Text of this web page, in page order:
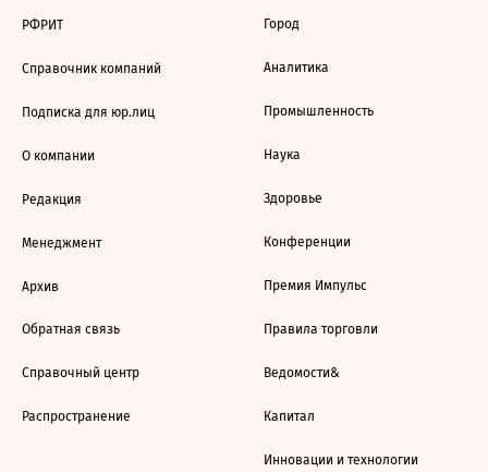
РФРИТ
Справочник компаний
Подписка для юр.лиц
О компании
Редакция
Менеджмент
Архив
Обратная связь
Справочный центр
Распространение
Город
Аналитика
Промышленность
Наука
Здоровье
Конференции
Премия Импульс
Правила торговли
Ведомости&
Капитал
Инновации и технологии